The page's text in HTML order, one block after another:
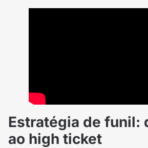
Estratégia de funil:
ao high ticket